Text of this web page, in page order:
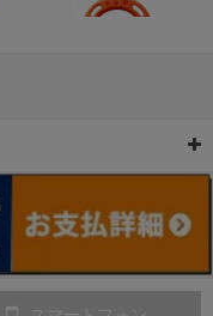
ンス